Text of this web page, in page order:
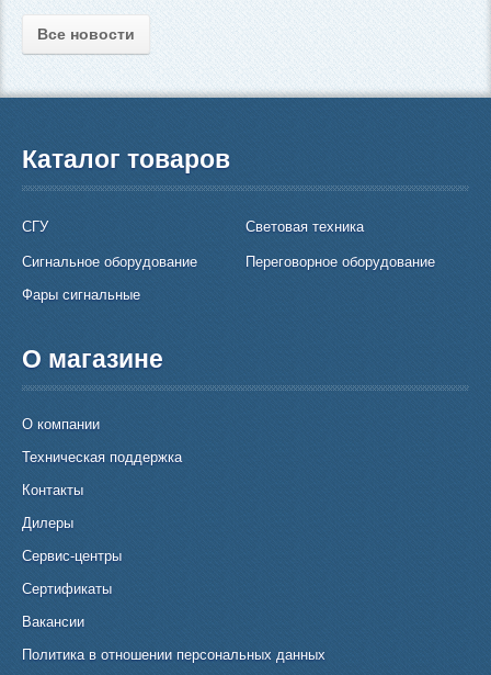
Все новости
Каталог товаров
СГУ Световая техника
Сигнальное оборудование
Переговорное оборудование
Фары сигнальные
О магазине
О компании
Техническая поддержка
Контакты
Дилеры
Сервис-центры
Сертификаты
Вакансии
Политика в отношении персональных данных